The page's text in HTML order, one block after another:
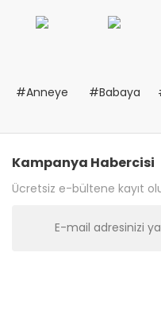
#Anneye #Babaya
Kampanya Habercisi
Ücretsiz e-bültene kayıt